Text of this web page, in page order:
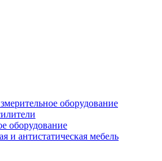
оборудование
оборудование
и антистатическая мебель